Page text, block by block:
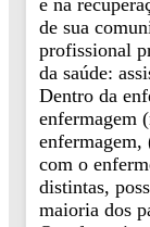
e na
de sua
profissional
da saúde:
Dentro da
enfermagem
com o
distintas,
maioria dos